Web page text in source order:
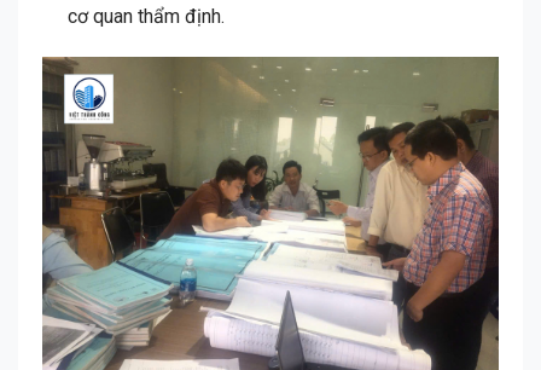
cơ quan thẩm định.